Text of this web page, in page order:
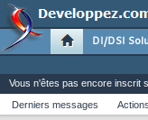
DI/DSI
Vous n'êtes pas encore inscrit
Derniers messages
Actions